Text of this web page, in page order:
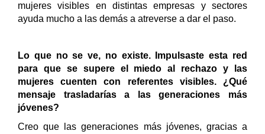
mujeres visibles en distintas empresas y sectores
ayuda mucho a las demás a atreverse a dar el paso.
Lo que no se ve, no existe. Impulsaste esta red
para que se supere el miedo al rechazo y las
mujeres cuenten con referentes visibles. ¿Qué
mensaje trasladarías a las generaciones más
jóvenes?
Creo que las generaciones más jóvenes, gracias a